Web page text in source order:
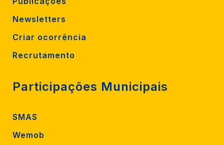
Newsletters
Criar ocorrência
Recrutamento
Participações Municipais
SMAS
Wemob